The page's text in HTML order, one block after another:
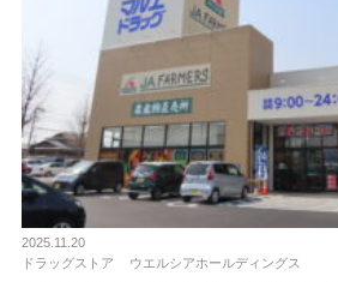
2025.11.20
ドラッグストア
ウエルシアホールディングス